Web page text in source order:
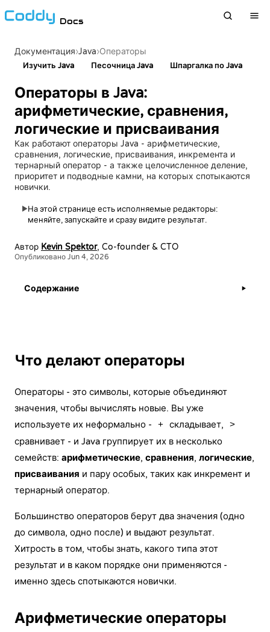
Docs
Документация›Java›Операторы
Изучить Java Песочница Java Шпаргалка по Java
Операторы в Java:
арифметические, сравнения,
логические и присваивания
Как работают операторы Java - арифметические,
сравнения, логические, присваивания, инкремента и
тернарный оператор - а также целочисленное деление,
приоритет и подводные камни, на которых спотыкаются
новички.
▶На этой странице есть исполняемые редакторы:
меняйте, запускайте и сразу видите результат.
Автор Kevin Spektor, Co-founder & CTO
Опубликовано Jun 4, 2026
Что делают операторы
Операторы - это символы, которые объединяют
значения, чтобы вычислять новые. Вы уже
используете их неформально -
+ складывает, >
сравнивает - и Java группирует их в несколько
семейств: арифметические, сравнения, логические,
присваивания и пару особых, таких как инкремент и
тернарный оператор.
Большинство операторов берут два значения (одно
до символа, одно после) и выдают результат.
Хитрость в том, чтобы знать, какого типа этот
результат и в каком порядке они применяются -
именно здесь спотыкаются новички.
Арифметические операторы
Содержание ▶